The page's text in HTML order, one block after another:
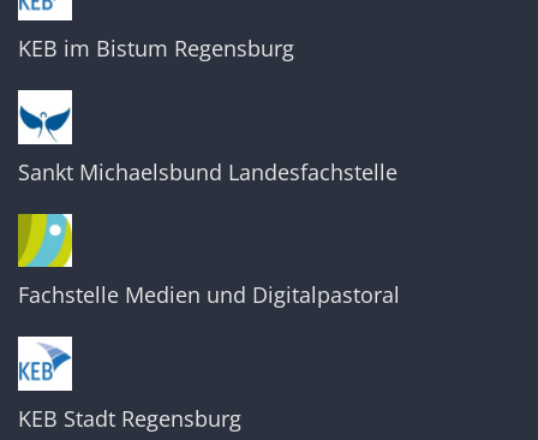
KEB im Bistum Regensburg
Sankt Michaelsbund Landesfachstelle
Fachstelle Medien und Digitalpastoral
KEB Stadt Regensburg